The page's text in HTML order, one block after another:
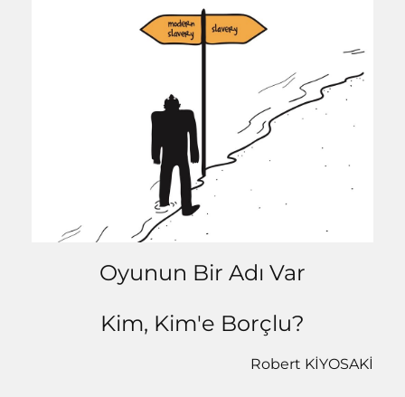
Oyunun Bir Adı Var
Kim, Kim'e Borçlu?
Robert KİYOSAKİ